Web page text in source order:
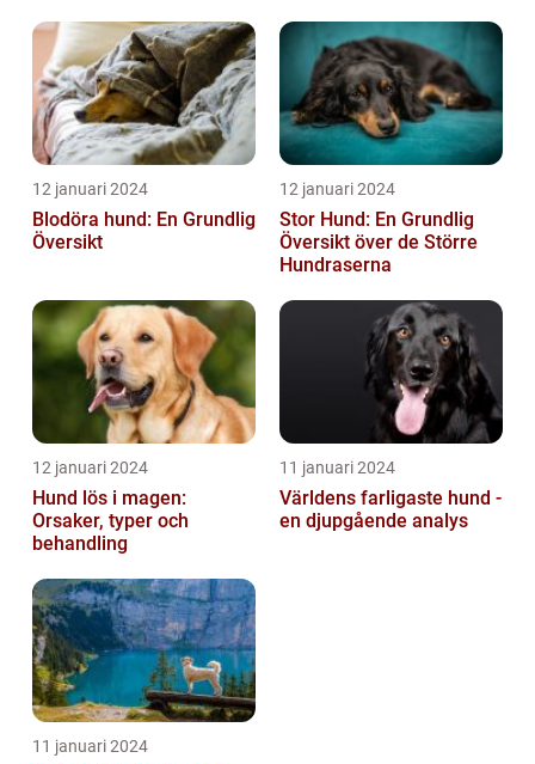
12 januari 2024
Blodöra hund: En Grundlig
Översikt
12 januari 2024
Stor Hund: En Grundlig
Översikt över de Större
Hundraserna
12 januari 2024
Hund lös i magen:
Orsaker, typer och
behandling
11 januari 2024
Världens farligaste hund -
en djupgående analys
11 januari 2024